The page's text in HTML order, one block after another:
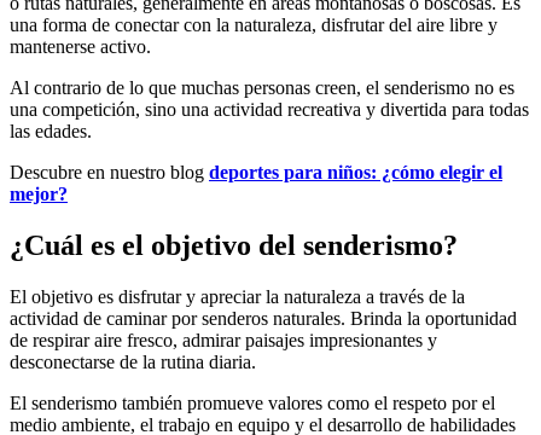
una forma de conectar con la naturaleza, disfrutar del aire libre y
mantenerse activo.
Al contrario de lo que muchas personas creen, el senderismo no es
una competición, sino una actividad recreativa y divertida para todas
las edades.
Descubre en nuestro blog deportes para niños: ¿cómo elegir el
mejor?
¿Cuál es el objetivo del senderismo?
El objetivo es disfrutar y apreciar la naturaleza a través de la
actividad de caminar por senderos naturales. Brinda la oportunidad
de respirar aire fresco, admirar paisajes impresionantes y
desconectarse de la rutina diaria.
El senderismo también promueve valores como el respeto por el
medio ambiente, el trabajo en equipo y el desarrollo de habilidades